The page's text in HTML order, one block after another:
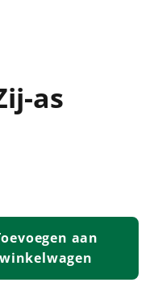
as
hoeveelheid
aan
winkelwagen